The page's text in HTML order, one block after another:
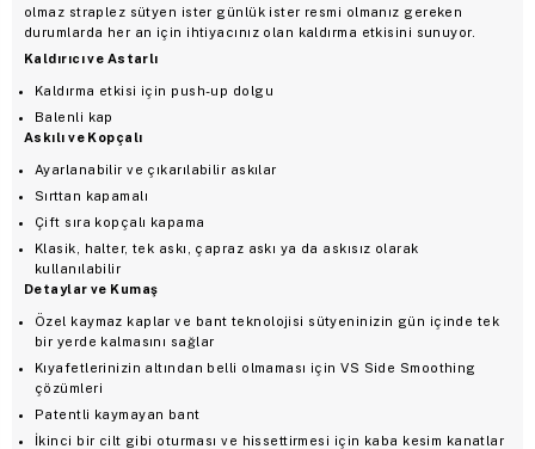
olmaz straplez sütyen ister günlük ister resmi olmanız gereken
durumlarda her an için ihtiyacınız olan kaldırma etkisini sunuyor.
Kaldırıcı ve Astarlı
Kaldırma etkisi için push-up dolgu
Balenli kap
Askılı ve Kopçalı
Ayarlanabilir ve çıkarılabilir askılar
Sırttan kapamalı
Çift sıra kopçalı kapama
Klasik, halter, tek askı, çapraz askı ya da askısız olarak
kullanılabilir
Detaylar ve Kumaş
Özel kaymaz kaplar ve bant teknolojisi sütyeninizin gün içinde tek
bir yerde kalmasını sağlar
Kıyafetlerinizin altından belli olmaması için VS Side Smoothing
çözümleri
Patentli kaymayan bant
İkinci bir cilt gibi oturması ve hissettirmesi için kaba kesim kanatlar